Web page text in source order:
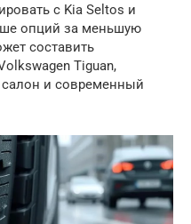
с Kia Seltos и
опций за меньшую
составить
Tiguan,
салон и современный